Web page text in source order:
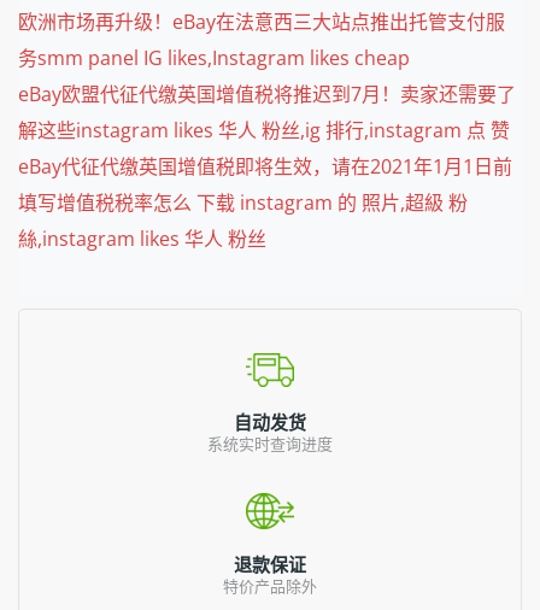
欧洲市场再升级！eBay在法意西三大站点推出托管支付服
务smm panel IG likes,Instagram likes cheap
eBay欧盟代征代缴英国增值税将推迟到7月！卖家还需要了
解这些instagram likes 华人 粉丝,ig 排行,instagram 点 赞
eBay代征代缴英国增值税即将生效，请在2021年1月1日前
填写增值税税率怎么 下载 instagram 的 照片,超級 粉
絲,instagram likes 华人 粉丝
自动发货
系统实时查询进度
退款保证
特价产品除外